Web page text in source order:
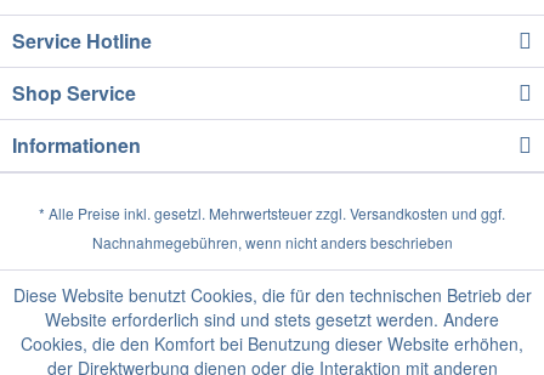
Service Hotline
Shop Service
Informationen
* Alle Preise inkl. gesetzl. Mehrwertsteuer zzgl. Versandkosten und ggf.
Nachnahmegebühren, wenn nicht anders beschrieben
Diese Website benutzt Cookies, die für den technischen Betrieb der
Website erforderlich sind und stets gesetzt werden. Andere
Cookies, die den Komfort bei Benutzung dieser Website erhöhen,
der Direktwerbung dienen oder die Interaktion mit anderen